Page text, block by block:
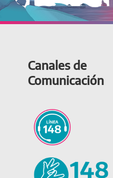
Canales de
Comunicación